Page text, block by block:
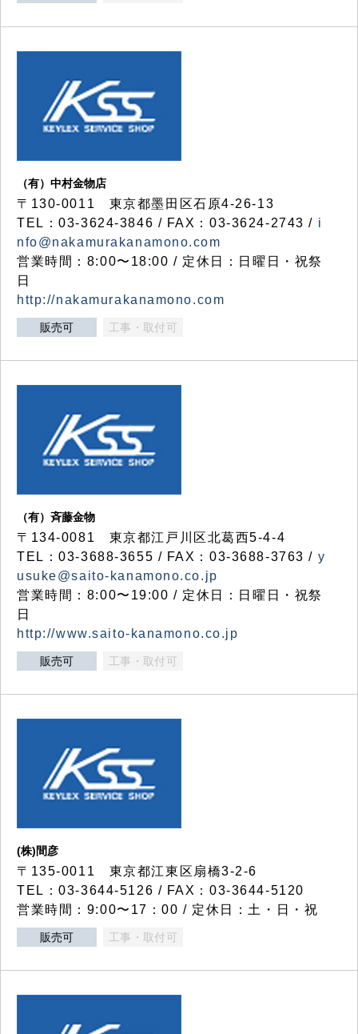
（有）中村金物店
〒130-0011 東京都墨田区石原4-26-13
TEL：03-3624-3846 / FAX：03-3624-2743 / i
nfo@nakamurakanamono.com
営業時間：8:00〜18:00 / 定休日：日曜日・祝祭
日
http://nakamurakanamono.com
販売可 工事・取付可
（有）斉藤金物
〒134-0081 東京都江戸川区北葛西5-4-4
TEL：03-3688-3655 / FAX：03-3688-3763 / y
usuke@saito-kanamono.co.jp
営業時間：8:00〜19:00 / 定休日：日曜日・祝祭
日
http://www.saito-kanamono.co.jp
販売可 工事・取付可
(株)間彦
〒135-0011 東京都江東区扇橋3-2-6
TEL：03-3644-5126 / FAX：03-3644-5120
営業時間：9:00〜17：00 / 定休日：土・日・祝
販売可 工事・取付可